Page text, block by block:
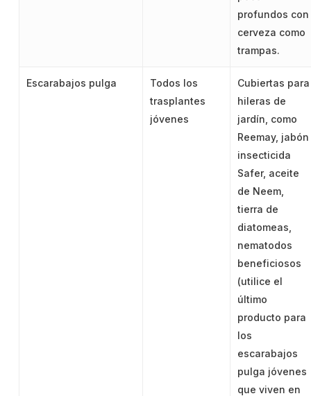
profundos con
cerveza como
trampas.
Escarabajos pulga
Todos los
trasplantes
jóvenes
Cubiertas para
hileras de
jardín, como
Reemay, jabón
insecticida
Safer, aceite
de Neem,
tierra de
diatomeas,
nematodos
beneficiosos
(utilice el
último
producto para
los
escarabajos
pulga jóvenes
que viven en